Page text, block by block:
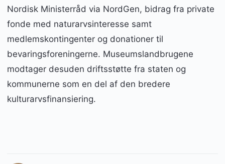
Nordisk Ministerråd via NordGen, bidrag fra private
fonde med naturarvsinteresse samt
medlemskontingenter og donationer til
bevaringsforeningerne. Museumslandbrugene
modtager desuden driftsstøtte fra staten og
kommunerne som en del af den bredere
kulturarvsfinansiering.